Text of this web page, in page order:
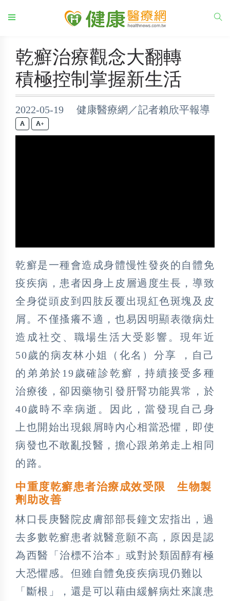
乾癬治療觀念大翻轉
積極控制掌握新生活
2022-05-19 健康醫療網／記者賴欣平報導
+
乾癬是一種會造成身體慢性發炎的自體免
疫疾病，患者因身上皮層過度生長，導致
全身從頭皮到四肢反覆出現紅色斑塊及皮
屑。不僅搔癢不適，也易因明顯表徵病灶
造成社交、職場生活大受影響。現年近
50歲的病友林小姐（化名）分享 ，自己
的弟弟於19歲確診乾癬，持續接受多種
治療後，卻因藥物引發肝腎功能異常，於
40歲時不幸病逝。因此，當發現自己身
上也開始出現銀屑時內心相當恐懼，即使
病發也不敢亂投醫，擔心跟弟弟走上相同
的路。
中重度乾癬患者治療成效受限 生物製
劑助改善
林口長庚醫院皮膚部部長鐘文宏指出，過
去多數乾癬患者就醫意願不高，原因是認
為西醫「治標不治本」或對於類固醇有極
大恐懼感。但雖自體免疫疾病現仍難以
「斷根」，還是可以藉由緩解病灶來讓患